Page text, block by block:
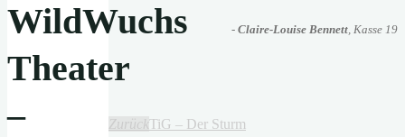
WildWuchs
Theater
–
- Claire-Louise Bennett, Kasse 19
ZurückTiG – Der Sturm